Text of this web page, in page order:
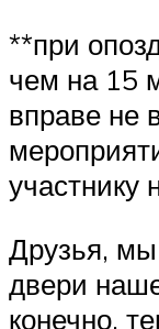
**при
чем на 15
вправе не
участнику
Друзья,
двери
конечно,